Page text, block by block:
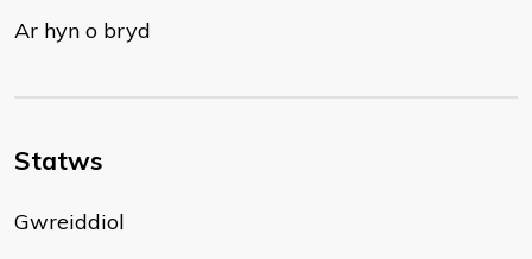
Ar hyn o bryd
Statws
Gwreiddiol